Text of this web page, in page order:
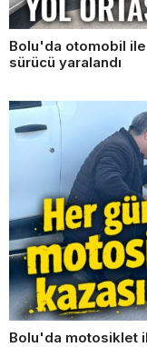
Bolu'da otomobil ile
sürücü yaralandı
Bolu'da motosiklet